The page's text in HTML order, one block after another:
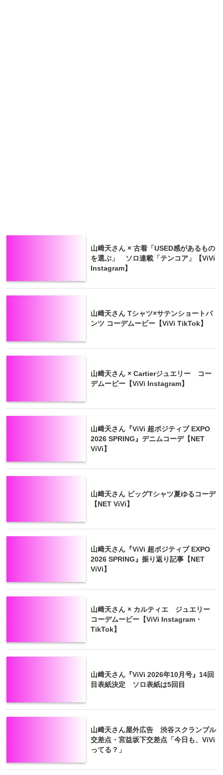
山﨑天さん × 古着「USED感があるもの
を選ぶ」 ソロ連載「テンコア」【ViVi
Instagram】
山﨑天さん Tシャツ×サテンショートパ
ンツ コーデムービー【ViVi TikTok】
山﨑天さん × Cartierジュエリー コー
デムービー【ViVi Instagram】
山﨑天さん『ViVi 超ポジティブ EXPO
2026 SPRING』デニムコーデ【NET
ViVi】
山﨑天さん ビッグTシャツ夏ゆるコーデ
【NET ViVi】
山﨑天さん『ViVi 超ポジティブ EXPO
2026 SPRING』振り返り記事【NET
ViVi】
山﨑天さん × カルティエ ジュエリー
コーデムービー【ViVi Instagram・
TikTok】
山﨑天さん『ViVi 2026年10月号』14回
目表紙決定 ソロ表紙は5回目
山﨑天さん屋外広告 渋谷スクランブル
交差点・宮益坂下交差点「今日も、ViVi
ってる？」